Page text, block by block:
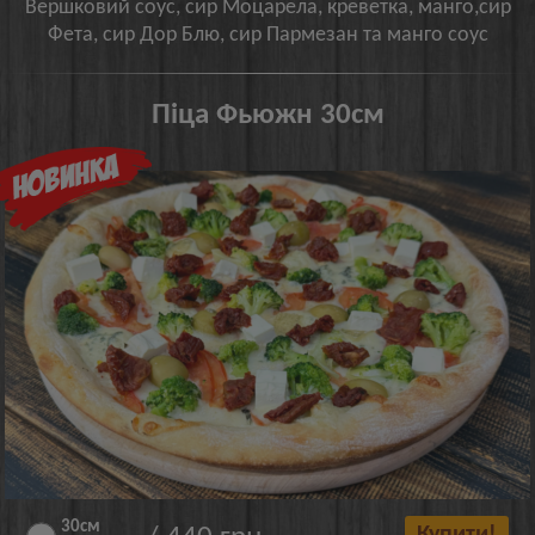
Вершковий соус, сир Моцарела, креветка, манго,сир
Фета, сир Дор Блю, сир Пармезан та манго соус
Піца Фьюжн 30см
30см